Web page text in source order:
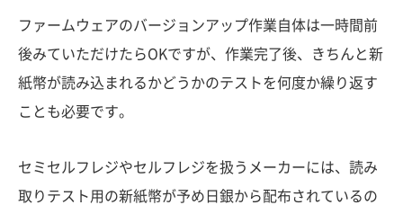
ファームウェアのバージョンアップ作業自体は一時間前
後みていただけたらOKですが、作業完了後、きちんと新
紙幣が読み込まれるかどうかのテストを何度か繰り返す
ことも必要です。
セミセルフレジやセルフレジを扱うメーカーには、読み
取りテスト用の新紙幣が予め日銀から配布されているの